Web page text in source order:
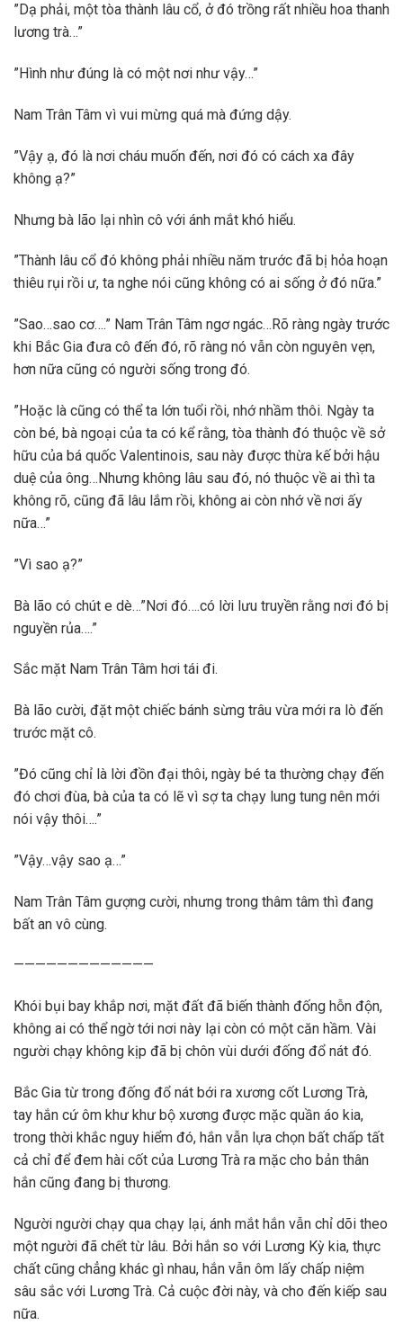
”Dạ phải, một tòa thành lâu cổ, ở đó trồng rất nhiều hoa thanh
lương trà…”
”Hình như đúng là có một nơi như vậy…”
Nam Trân Tâm vì vui mừng quá mà đứng dậy.
”Vậy ạ, đó là nơi cháu muốn đến, nơi đó có cách xa đây
không ạ?”
Nhưng bà lão lại nhìn cô với ánh mắt khó hiểu.
”Thành lâu cổ đó không phải nhiều năm trước đã bị hỏa hoạn
thiêu rụi rồi ư, ta nghe nói cũng không có ai sống ở đó nữa.”
”Sao…sao cơ….” Nam Trân Tâm ngơ ngác…Rõ ràng ngày trước
khi Bắc Gia đưa cô đến đó, rõ ràng nó vẫn còn nguyên vẹn,
hơn nữa cũng có người sống trong đó.
”Hoặc là cũng có thể ta lớn tuổi rồi, nhớ nhầm thôi. Ngày ta
còn bé, bà ngoại của ta có kể rằng, tòa thành đó thuộc về sở
hữu của bá quốc Valentinois, sau này được thừa kế bởi hậu
duệ của ông…Nhưng không lâu sau đó, nó thuộc về ai thì ta
không rõ, cũng đã lâu lắm rồi, không ai còn nhớ về nơi ấy
nữa…”
”Vì sao ạ?”
Bà lão có chút e dè…”Nơi đó….có lời lưu truyền rằng nơi đó bị
nguyền rủa….”
Sắc mặt Nam Trân Tâm hơi tái đi.
Bà lão cười, đặt một chiếc bánh sừng trâu vừa mới ra lò đến
trước mặt cô.
”Đó cũng chỉ là lời đồn đại thôi, ngày bé ta thường chạy đến
đó chơi đùa, bà của ta có lẽ vì sợ ta chạy lung tung nên mới
nói vậy thôi….”
”Vậy…vậy sao ạ…”
Nam Trân Tâm gượng cười, nhưng trong thâm tâm thì đang
bất an vô cùng.
—————————————
Khói bụi bay khắp nơi, mặt đất đã biến thành đống hỗn độn,
không ai có thể ngờ tới nơi này lại còn có một căn hầm. Vài
người chạy không kịp đã bị chôn vùi dưới đống đổ nát đó.
Bắc Gia từ trong đống đổ nát bới ra xương cốt Lương Trà,
tay hắn cứ ôm khư khư bộ xương được mặc quần áo kia,
trong thời khắc nguy hiểm đó, hắn vẫn lựa chọn bất chấp tất
cả chỉ để đem hài cốt của Lương Trà ra mặc cho bản thân
hắn cũng đang bị thương.
Người người chạy qua chạy lại, ánh mắt hắn vẫn chỉ dõi theo
một người đã chết từ lâu. Bởi hắn so với Lương Kỳ kia, thực
chất cũng chẳng khác gì nhau, hắn vẫn ôm lấy chấp niệm
sâu sắc với Lương Trà. Cả cuộc đời này, và cho đến kiếp sau
nữa.